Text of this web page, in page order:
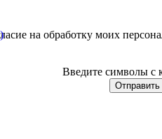
на обработку моих
Введите символы с